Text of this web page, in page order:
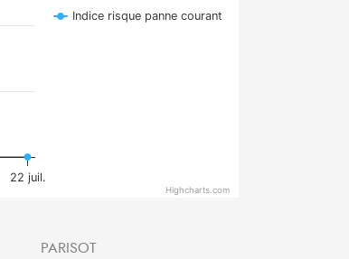
Indice risque panne courant
22 juil.
Highcharts.com
PARISOT